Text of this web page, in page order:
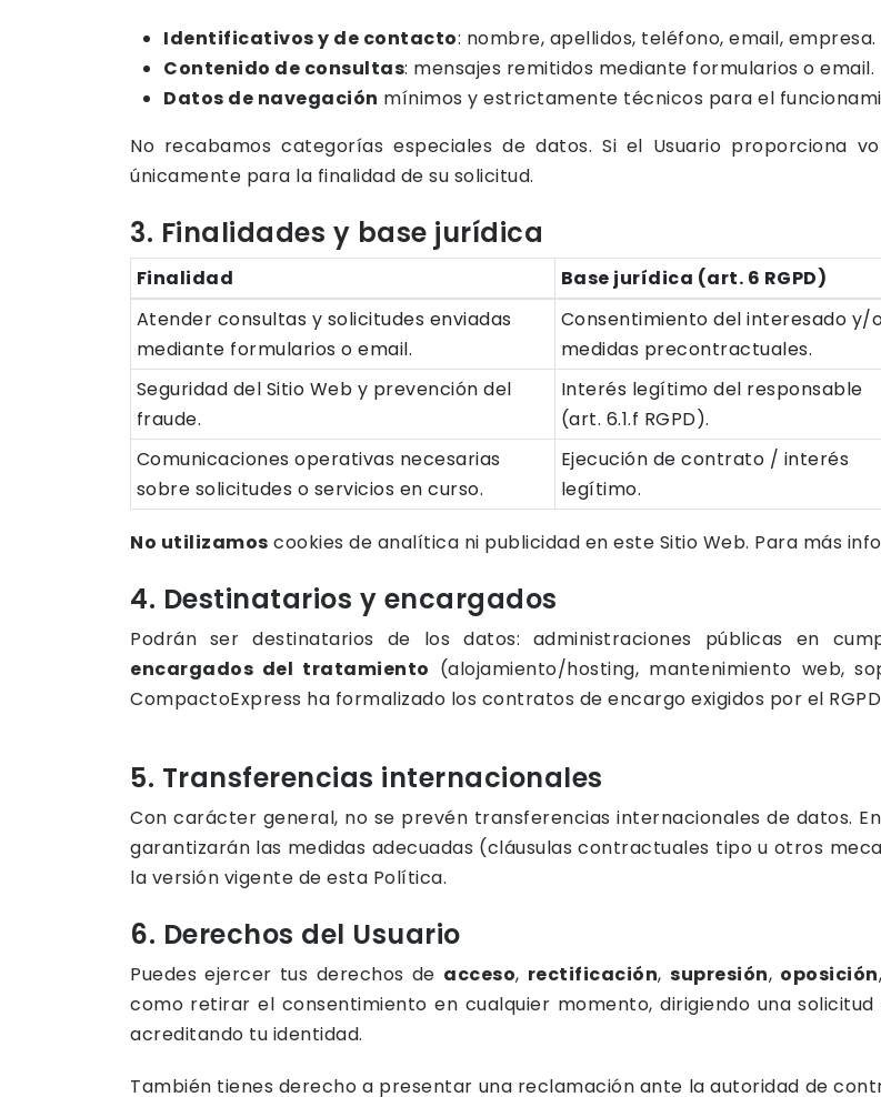
Identificativos y de contacto: nombre, apellidos, teléfono, email, empresa.
Contenido de consultas: mensajes remitidos mediante formularios o email.
Datos de navegación mínimos y estrictamente técnicos para el
No recabamos categorías especiales de datos. Si el Usuario proporciona
únicamente para la finalidad de su solicitud.
3. Finalidades y base jurídica
Finalidad Base jurídica (art. 6 RGPD)
Atender consultas y solicitudes enviadas
mediante formularios o email.
Consentimiento del interesado y/
medidas precontractuales.
Seguridad del Sitio Web y prevención del
fraude.
Interés legítimo del responsable
(art. 6.1.f RGPD).
Comunicaciones operativas necesarias
sobre solicitudes o servicios en curso.
Ejecución de contrato / interés
legítimo.
No utilizamos cookies de analítica ni publicidad en este Sitio Web. Para más
4. Destinatarios y encargados
Podrán ser destinatarios de los datos: administraciones públicas en
encargados del tratamiento (alojamiento/hosting, mantenimiento web,
CompactoExpress ha formalizado los contratos de encargo exigidos por el
5. Transferencias internacionales
Con carácter general, no se prevén transferencias internacionales de datos.
garantizarán las medidas adecuadas (cláusulas contractuales tipo u otros
la versión vigente de esta Política.
6. Derechos del Usuario
Puedes ejercer tus derechos de acceso, rectificación,supresión, oposición,
como retirar el consentimiento en cualquier momento, dirigiendo una
acreditando tu identidad.
También tienes derecho a presentar una reclamación ante la autoridad de